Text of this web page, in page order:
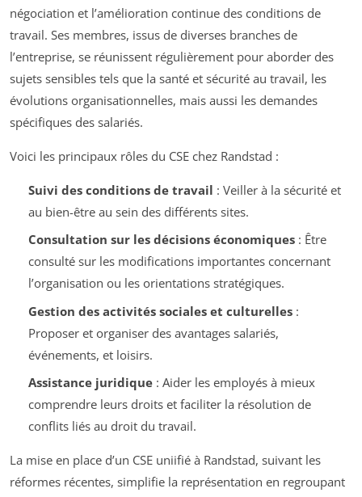
négociation et l’amélioration continue des conditions de
travail. Ses membres, issus de diverses branches de
l’entreprise, se réunissent régulièrement pour aborder des
sujets sensibles tels que la santé et sécurité au travail, les
évolutions organisationnelles, mais aussi les demandes
spécifiques des salariés.
Voici les principaux rôles du CSE chez Randstad :
Suivi des conditions de travail : Veiller à la sécurité et
au bien-être au sein des différents sites.
Consultation sur les décisions économiques: Être
consulté sur les modifications importantes concernant
l’organisation ou les orientations stratégiques.
Gestion des activités sociales et culturelles:
Proposer et organiser des avantages salariés,
événements, et loisirs.
Assistance juridique: Aider les employés à mieux
comprendre leurs droits et faciliter la résolution de
conflits liés au droit du travail.
La mise en place d’un CSE uniifié à Randstad, suivant les
réformes récentes, simplifie la représentation en regroupant